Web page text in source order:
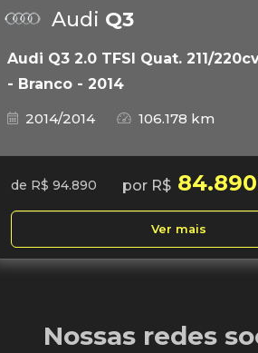
Audi Q3
Audi Q3 2.0 TFSI Quat. 211/
- Branco - 2014
2014/2014
106.178 km
de R$ 94.890 por R$ 84.890
Ver mais
Nossas redes